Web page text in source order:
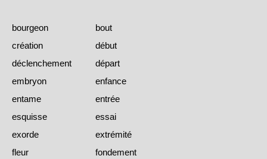
bourgeon
bout
création
début
déclenchement
départ
embryon
enfance
entame
entrée
esquisse
essai
exorde
extrémité
fleur
fondement